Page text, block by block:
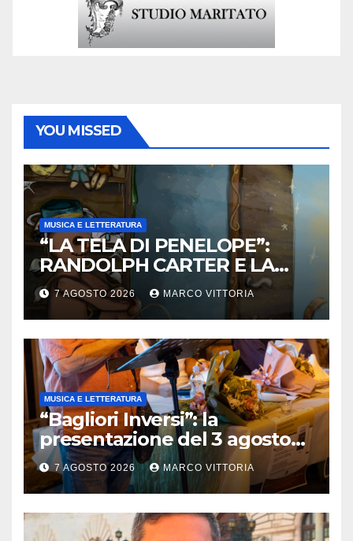
YOU MISSED
MUSICA E LETTERATURA
“LA TELA DI PENELOPE”:
RANDOLPH CARTER E LA
ROTTURA CHE DIVENTA
LIBERTÀ
7 AGOSTO 2026 MARCO VITTORIA
MUSICA E LETTERATURA
“Bagliori Inversi”: la
presentazione del 3 agosto
2026 a Pietragalla
7 AGOSTO 2026 MARCO VITTORIA